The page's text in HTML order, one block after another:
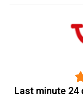
Last minute 24